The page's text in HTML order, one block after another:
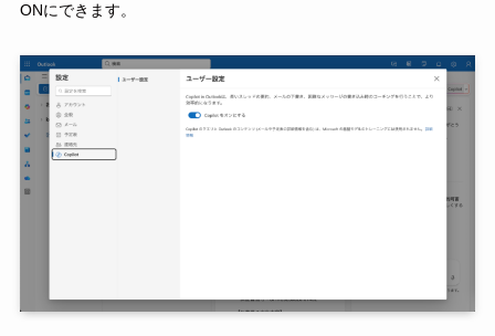
ONにできます。